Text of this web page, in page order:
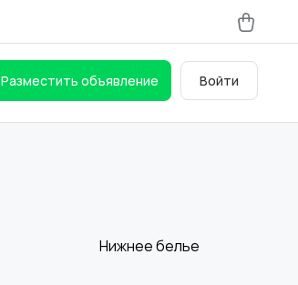
Разместить объявление Войти
Нижнее белье